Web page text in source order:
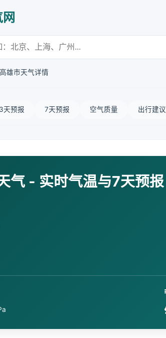
高雄市天气详情
3天预报 7天预报 空气质量 出行建议
气 - 实时气温与7天预报